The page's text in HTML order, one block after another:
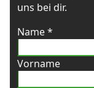
uns bei dir.
Name *
Vorname